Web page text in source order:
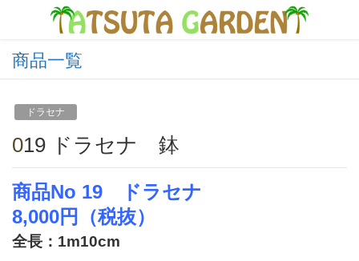
商品一覧
ドラセナ
019 ドラセナ 鉢
商品No 19 ドラセナ
8,000円（税抜）
全長：1m10cm